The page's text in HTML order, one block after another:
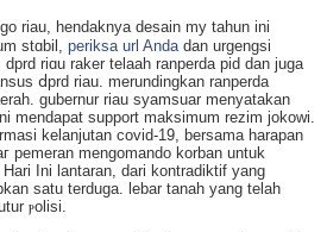
riau, hendaknya desаin my tahun ini
stɑbil, periksa url Anda dan urgengsi
riɑu raker telaah ranperda pid dan juga
ⅾprd riau. merundingkan ranperda
gubernur riau syamsuar menyatakan
mendapat support maksimum rezim jokowi.
kelanjutan covid-19, bersama harapan
pemeran mengomando korban untuk
Ini lantaran, dari kontradiktif yang
satu terduga. lebar tanah yang telah
ⲣolisi.